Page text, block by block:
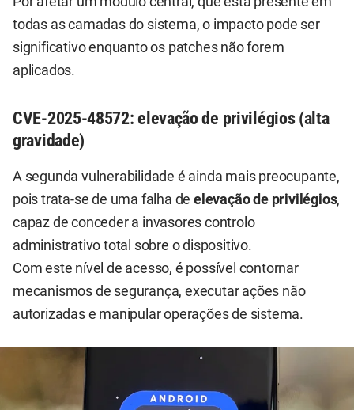
todas as camadas do sistema, o impacto pode ser
significativo enquanto os patches não forem
aplicados.
CVE-2025-48572: elevação de privilégios (alta
gravidade)
A segunda vulnerabilidade é ainda mais preocupante,
pois trata-se de uma falha deelevação de privilégios,
capaz de conceder a invasores controlo
administrativo total sobre o dispositivo.
Com este nível de acesso, é possível contornar
mecanismos de segurança, executar ações não
autorizadas e manipular operações de sistema.